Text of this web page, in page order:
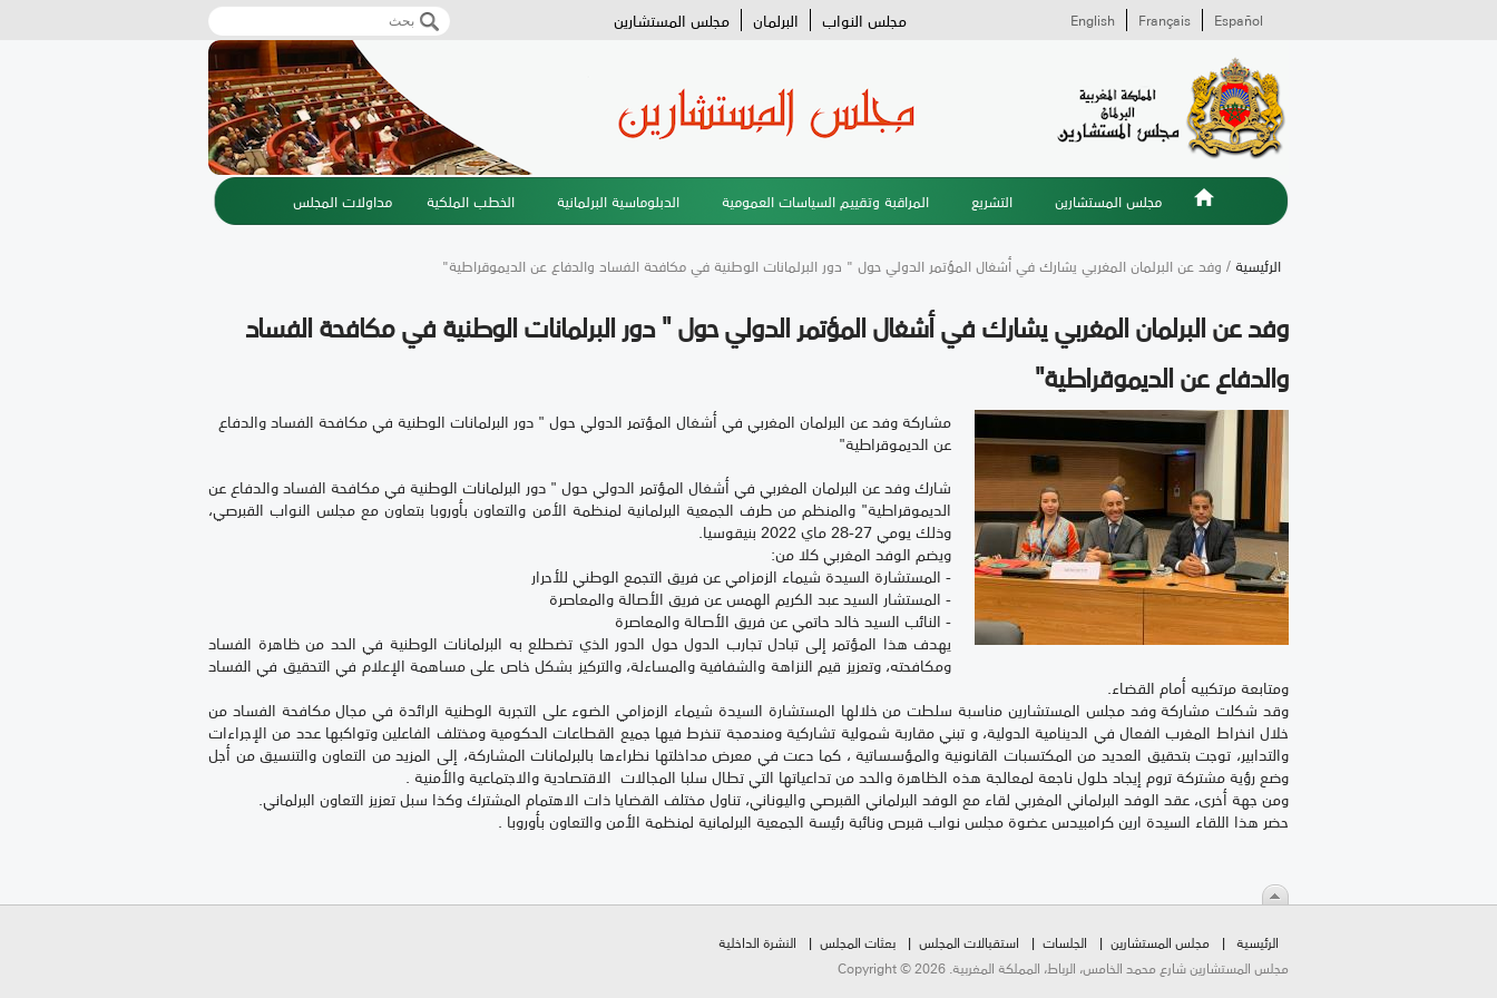
استمارة البحث
‏بحث ‏ مجلس النواب البرلمان مجلس المستشارين Español
Français
English
مجلس المستشارين التشريع المراقبة وتقييم السياسات العمومية الدبلوماسية البرلمانية الخطب الملكية مداولات المجلس
الرئيسية/ وفد عن البرلمان المغربي يشارك في أشغال المؤتمر الدولي حول " دور البرلمانات الوطنية في مكافحة الفساد والدفاع عن الديموقراطية"
وفد عن البرلمان المغربي يشارك في أشغال المؤتمر الدولي حول " دور البرلمانات الوطنية في مكافحة الفساد
والدفاع عن الديموقراطية"
مشاركة وفد عن البرلمان المغربي في أشغال المؤتمر الدولي حول " دور البرلمانات الوطنية في مكافحة الفساد والدفاع
عن الديموقراطية"
شارك وفد عن البرلمان المغربي في أشغال المؤتمر الدولي حول " دور البرلمانات الوطنية في مكافحة الفساد والدفاع عن
الديموقراطية" والمنظم من طرف الجمعية البرلمانية لمنظمة الأمن والتعاون بأوروبا بتعاون مع مجلس النواب القبرصي،
وذلك يومي 27-28 ماي 2022 بنيقوسيا.
ويضم الوفد المغربي كلا من:
- المستشارة السيدة شيماء الزمزامي عن فريق التجمع الوطني للأحرار
- المستشار السيد عبد الكريم الهمس عن فريق الأصالة والمعاصرة
- النائب السيد خالد حاتمي عن فريق الأصالة والمعاصرة
يهدف هذا المؤتمر إلى تبادل تجارب الدول حول الدور الذي تضطلع به البرلمانات الوطنية في الحد من ظاهرة الفساد
ومكافحته، وتعزيز قيم النزاهة والشفافية والمساءلة، والتركيز بشكل خاص على مساهمة الإعلام في التحقيق في الفساد
ومتابعة مرتكبيه أمام القضاء.
وقد شكلت مشاركة وفد مجلس المستشارين مناسبة سلطت من خلالها المستشارة السيدة شيماء الزمزامي الضوء على التجربة الوطنية الرائدة في مجال مكافحة الفساد من
خلال انخراط المغرب الفعال في الدينامية الدولية، و تبني مقاربة شمولية تشاركية ومندمجة تنخرط فيها جميع القطاعات الحكومية ومختلف الفاعلين وتواكبها عدد من الإجراءات
والتدابير، توجت بتحقيق العديد من المكتسبات القانونية والمؤسساتية ، كما دعت في معرض مداخلتها نظراءها بالبرلمانات المشاركة، إلى المزيد من التعاون والتنسيق من أجل
وضع رؤية مشتركة تروم إيجاد حلول ناجعة لمعالجة هذه الظاهرة والحد من تداعياتها التي تطال سلبا المجالات الاقتصادية والاجتماعية والأمنية .
ومن جهة أخرى، عقد الوفد البرلماني المغربي لقاء مع الوفد البرلماني القبرصي واليوناني، تناول مختلف القضايا ذات الاهتمام المشترك وكذا سبل تعزيز التعاون البرلماني.
حضر هذا اللقاء السيدة ارين كرامبيدس عضوة مجلس نواب قبرص ونائبة رئيسة الجمعية البرلمانية لمنظمة الأمن والتعاون بأوروبا .
الرئيسية مجلس المستشارين الجلسات استقبالات المجلس بعثات المجلس
النشرة الداخلية
مجلس المستشارين شارع محمد الخامس، الرباط، المملكة المغربية. Copyright © 2026